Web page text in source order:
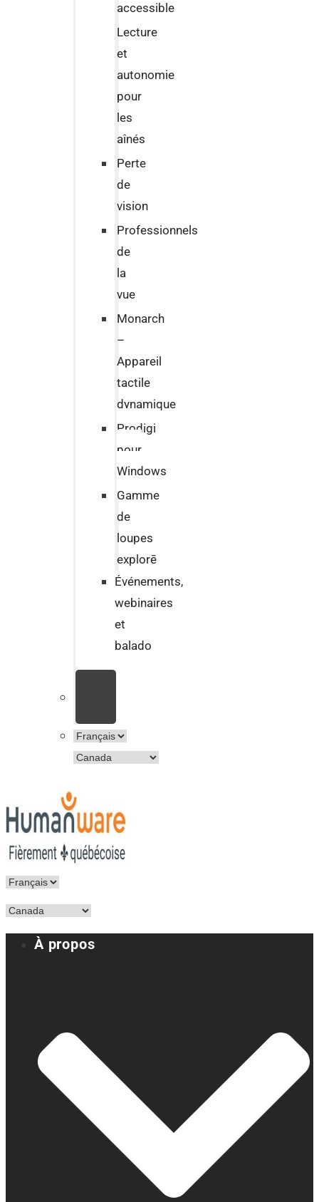
accessible
Lecture
et
autonomie
pour
les
aînés
Perte
de
vision
Professionnels
de
la
vue
Monarch
–
Appareil
tactile
dynamique
Prodigi
pour
Windows
Gamme
de
loupes
explorē
Événements,
webinaires
et
balado
À propos